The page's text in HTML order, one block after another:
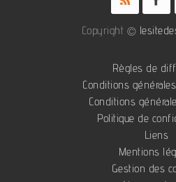
Copyright ©
Règles de
Conditions
Conditions
Politique de
Liens
Mentions
Gestion des